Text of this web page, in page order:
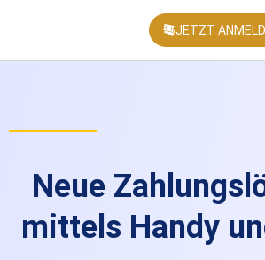
JETZT
Neue
mittels Handy